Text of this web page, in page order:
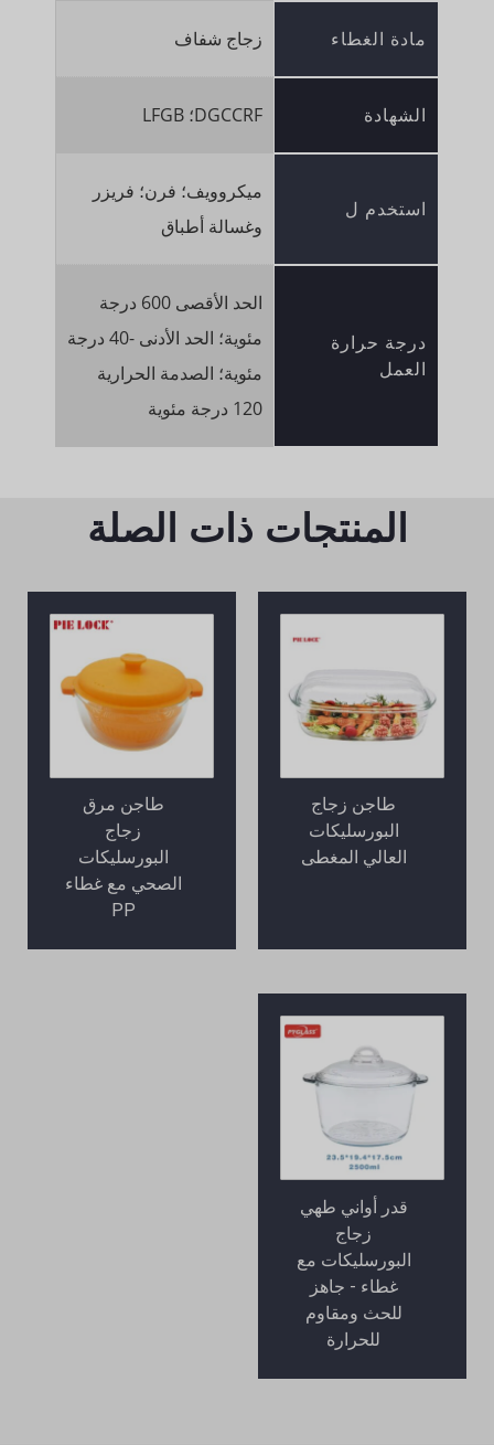
مادة الغطاء زجاج شفاف
الشهادة DGCCRF؛ LFGB
استخدم ل
ميكروويف؛ فرن؛ فريزر
وغسالة أطباق
درجة حرارة
العمل
الحد الأقصى 600 درجة
مئوية؛ الحد الأدنى -40 درجة
مئوية؛ الصدمة الحرارية
120 درجة مئوية
المنتجات ذات الصلة
طاجن زجاج
البورسليكات
العالي المغطى
طاجن مرق
زجاج
البورسليكات
الصحي مع غطاء
PP
قدر أواني طهي
زجاج
البورسليكات مع
غطاء - جاهز
للحث ومقاوم
للحرارة